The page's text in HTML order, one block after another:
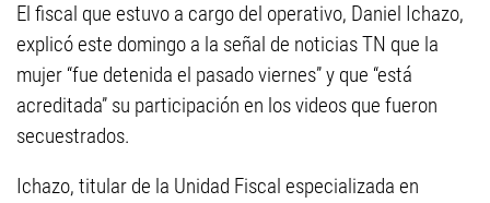
El fiscal que estuvo a cargo del operativo, Daniel Ichazo,
explicó este domingo a la señal de noticias TN que la
mujer “fue detenida el pasado viernes” y que “está
acreditada” su participación en los videos que fueron
secuestrados.
Ichazo, titular de la Unidad Fiscal especializada en